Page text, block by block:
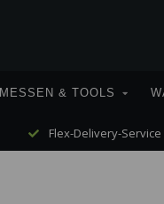
MESSEN & TOOLS
Flex-Delivery-Service